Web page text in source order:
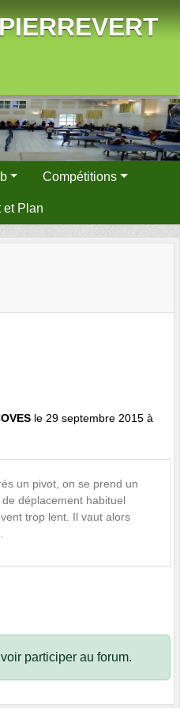
Compétitions
et Plan
le 29 septembre 2015 à
un pivot, on se prend un
déplacement habituel
trop lent. Il vaut alors
participer au forum.